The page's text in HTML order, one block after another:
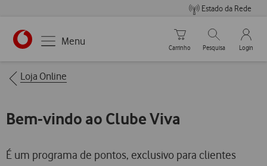
Estado da Rede
https://www.vodafone.pt
Menu
Carrinho de compras
Carrinho
Pesquisar
Pesquisa
My
Login
Breadcrumbs
Loja Online
Bem-vindo ao Clube Viva
É um programa de pontos, exclusivo para clientes